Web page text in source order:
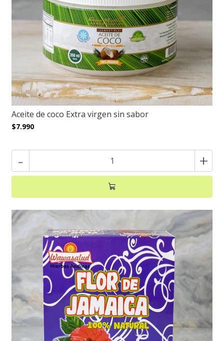
Aceite de coco Extra virgen sin sabor
$7.990
- +